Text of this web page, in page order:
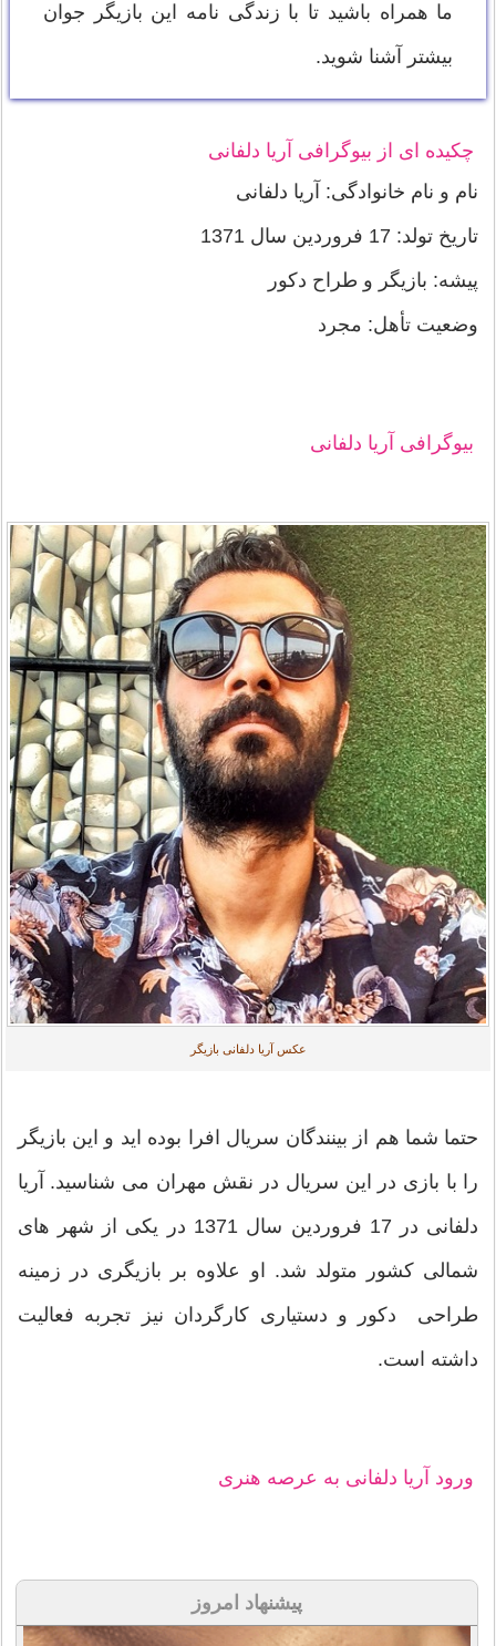
ما همراه باشید تا با زندگی نامه این بازیگر جوان
بیشتر آشنا شوید.
چکیده ای از بیوگرافی آریا دلفانی
نام و نام خانوادگی: آریا دلفانی
تاریخ تولد: 17 فروردین سال 1371
پیشه: بازیگر و طراح دکور
وضعیت تأهل: مجرد
بیوگرافی آریا دلفانی
عکس آریا دلفانی بازیگر
حتما شما هم از بینندگان سریال افرا بوده اید و این بازیگر
را با بازی در این سریال در نقش مهران می شناسید. آریا
دلفانی در 17 فروردین سال 1371 در یکی از شهر های
شمالی کشور متولد شد. او علاوه بر بازیگری در زمینه
طراحی دکور و دستیاری کارگردان نیز تجربه فعالیت
داشته است.
ورود آریا دلفانی به عرصه هنری
پیشنهاد امروز